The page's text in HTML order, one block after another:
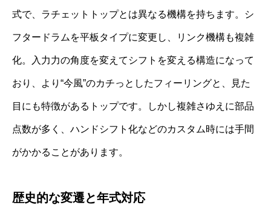
式で、ラチェットトップとは異なる機構を持ちます。シ
フタードラムを平板タイプに変更し、リンク機構も複雑
化。入力力の角度を変えてシフトを変える構造になって
おり、より“今風”のカチっとしたフィーリングと、見た
目にも特徴があるトップです。しかし複雑さゆえに部品
点数が多く、ハンドシフト化などのカスタム時には手間
がかかることがあります。
歴史的な変遷と年式対応